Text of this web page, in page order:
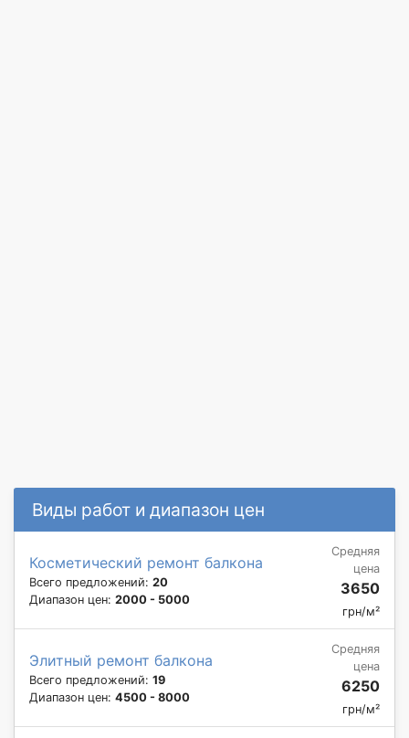
Виды работ и диапазон цен
Косметический ремонт балкона
Всего предложений: 20
Диапазон цен: 2000 - 5000
Средняя
цена
3650
грн/м²
Элитный ремонт балкона
Всего предложений: 19
Диапазон цен: 4500 - 8000
Средняя
цена
6250
грн/м²